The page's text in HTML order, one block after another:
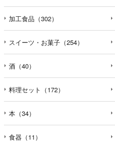
加工食品（302）
スイーツ・お菓子（254）
酒（40）
料理セット（172）
本（34）
食器（11）